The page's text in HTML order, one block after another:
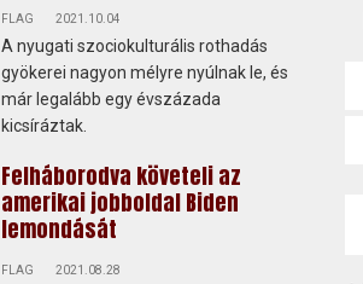
FLAG 2021.10.04
A nyugati szociokulturális rothadás
gyökerei nagyon mélyre nyúlnak le, és
már legalább egy évszázada
kicsíráztak.
Felháborodva követeli az
amerikai jobboldal Biden
lemondását
FLAG 2021.08.28